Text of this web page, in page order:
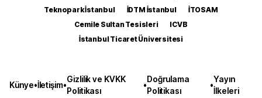
Teknopark İstanbul
İDTM İstanbul
İTOSAM
Cemile Sultan Tesisleri
ICVB
İstanbul Ticaret Üniversitesi
Künye•İletişim•
Gizlilik ve KVKK
Politikası
•
Doğrulama
Politikası
•
Yayın
İlkeleri